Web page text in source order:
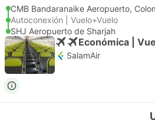
CMB Bandaranaike Aeropuerto,
Autoconexión | Vuelo+Vuelo
SHJ Aeropuerto de Sharjah
Económica |
SalamAir